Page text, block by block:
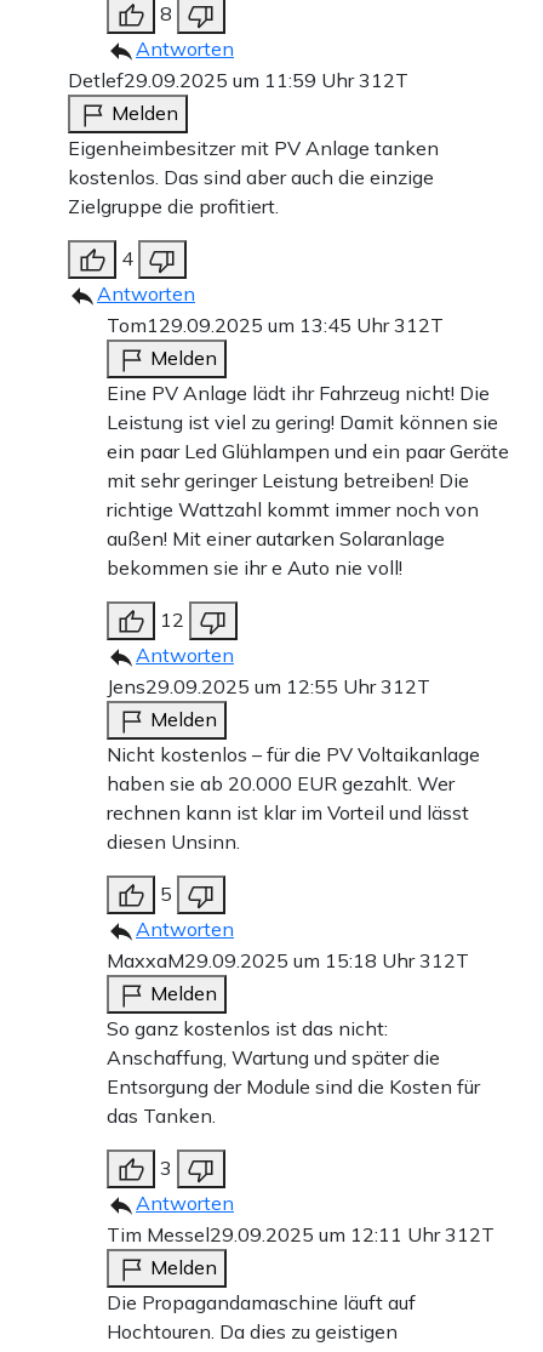
8
Antworten
Detlef29.09.2025 um 11:59 Uhr312T
Melden
Eigenheimbesitzer mit PV Anlage tanken
kostenlos. Das sind aber auch die einzige
Zielgruppe die profitiert.
4
Antworten
Tom129.09.2025 um 13:45 Uhr312T
Melden
Eine PV Anlage lädt ihr Fahrzeug nicht! Die
Leistung ist viel zu gering! Damit können sie
ein paar Led Glühlampen und ein paar Geräte
mit sehr geringer Leistung betreiben! Die
richtige Wattzahl kommt immer noch von
außen! Mit einer autarken Solaranlage
bekommen sie ihr e Auto nie voll!
12
Antworten
Jens29.09.2025 um 12:55 Uhr312T
Melden
Nicht kostenlos – für die PV Voltaikanlage
haben sie ab 20.000 EUR gezahlt. Wer
rechnen kann ist klar im Vorteil und lässt
diesen Unsinn.
5
Antworten
MaxxaM29.09.2025 um 15:18 Uhr312T
Melden
So ganz kostenlos ist das nicht:
Anschaffung, Wartung und später die
Entsorgung der Module sind die Kosten für
das Tanken.
3
Antworten
Tim Messel29.09.2025 um 12:11 Uhr312T
Melden
Die Propagandamaschine läuft auf
Hochtouren. Da dies zu geistigen